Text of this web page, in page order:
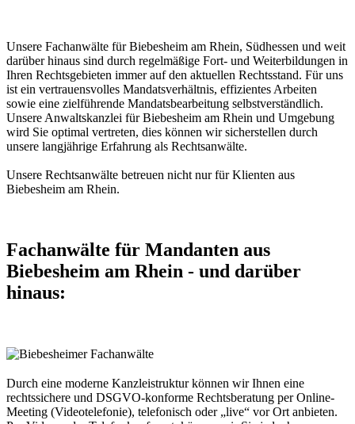
Unsere Fachanwälte für Biebesheim am Rhein, Südhessen und weit
darüber hinaus sind durch regelmäßige Fort- und Weiterbildungen in
Ihren Rechtsgebieten immer auf den aktuellen Rechtsstand. Für uns
ist ein vertrauensvolles Mandatsverhältnis, effizientes Arbeiten
sowie eine zielführende Mandatsbearbeitung selbstverständlich.
Unsere Anwaltskanzlei für Biebesheim am Rhein und Umgebung
wird Sie optimal vertreten, dies können wir sicherstellen durch
unsere langjährige Erfahrung als Rechtsanwälte.
Unsere Rechtsanwälte betreuen nicht nur für Klienten aus
Biebesheim am Rhein.
Fachanwälte für Mandanten aus
Biebesheim am Rhein - und darüber
hinaus:
Durch eine moderne Kanzleistruktur können wir Ihnen eine
rechtssichere und DSGVO-konforme Rechtsberatung per Online-
Meeting (Videotelefonie), telefonisch oder „live“ vor Ort anbieten.